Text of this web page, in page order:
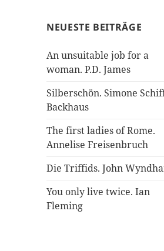
NEUESTE BEITRÄGE
An unsuitable job for a
woman. P.D. James
Silberschön. Simone
Backhaus
The first ladies of Rome.
Annelise Freisenbruch
Die Triffids. John
You only live twice. Ian
Fleming